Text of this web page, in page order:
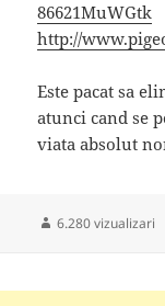
86621MuWGtk
http://
Este pacat sa
atunci cand se
viata absolut
6.280 vizualizari